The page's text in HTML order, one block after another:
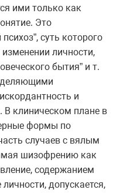
ими только как
Это
суть которого
личности,
бытия” и т.
и
В клиническом плане в
формы по
случаев с вялым
шизофрению как
содержанием
допускается,